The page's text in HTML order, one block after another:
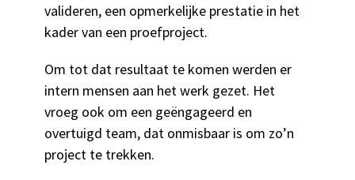
valideren, een opmerkelijke prestatie in het
kader van een proefproject.
Om tot dat resultaat te komen werden er
intern mensen aan het werk gezet. Het
vroeg ook om een geëngageerd en
overtuigd team, dat onmisbaar is om zo’n
project te trekken.